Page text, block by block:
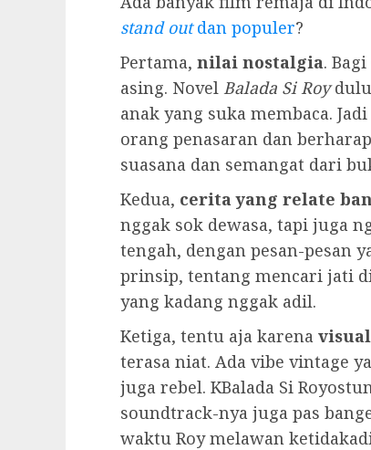
stand outdan populer?
Pertama, nilai nostalgia.
asing. Novel Balada Si Roydulu
anak yang suka membaca.
orang penasaran dan
suasana dan semangat dari
Kedua, cerita yang relate
nggak sok dewasa, tapi juga
tengah, dengan pesan-pesan
prinsip, tentang mencari jati
yang kadang nggak adil.
Ketiga, tentu aja karena
terasa niat. Ada vibe vintage
juga rebel. KBalada Si
soundtrack-nya juga pas
waktu Roy melawan